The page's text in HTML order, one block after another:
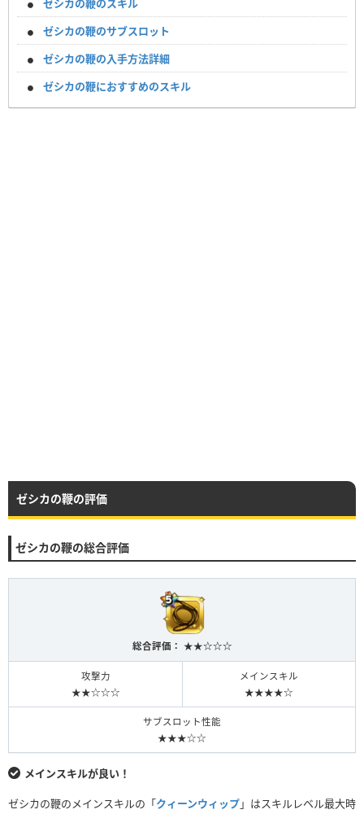
ゼシカの鞭のスキル
ゼシカの鞭のサブスロット
ゼシカの鞭の入手方法詳細
ゼシカの鞭におすすめのスキル
ゼシカの鞭の評価
ゼシカの鞭の総合評価
総合評価： ★★☆☆☆
攻撃力
★★☆☆☆
メインスキル
★★★★☆
サブスロット性能
★★★☆☆
メインスキルが良い！
ゼシカの鞭のメインスキルの「クィーンウィップ」はスキルレベル最大時